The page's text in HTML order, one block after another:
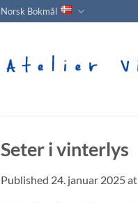
Norsk Bokmål
Seter i vinterlys
Published 24. januar 2025at